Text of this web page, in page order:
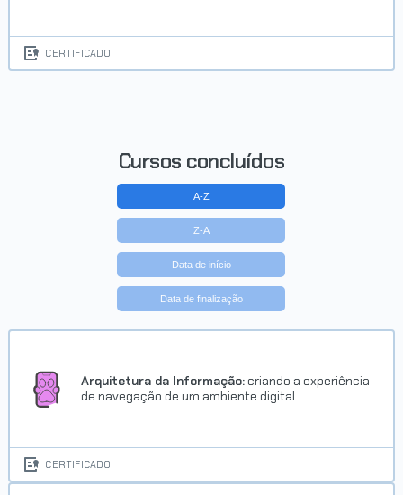
CERTIFICADO
Cursos concluídos
A-Z
Z-A
Data de início
Data de finalização
Arquitetura da Informação: criando a experiência
de navegação de um ambiente digital
CERTIFICADO